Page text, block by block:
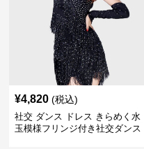
¥4,820 (税込)
社交 ダンス ドレス きらめく水
玉模様フリンジ付き社交ダンス